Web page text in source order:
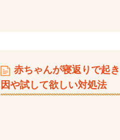
赤ちゃんが寝返りで起
因や試して欲しい対処法